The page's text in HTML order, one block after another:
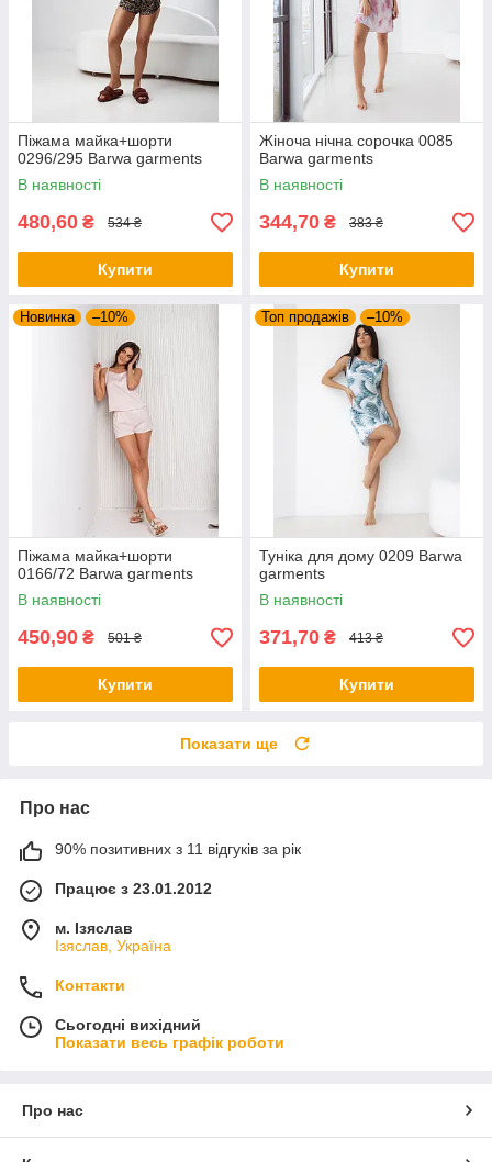
Піжама майка+шорти
0296/295 Barwa garments
В наявності
480,60 ₴ 534 ₴
Купити
Жіноча нічна сорочка 0085
Barwa garments
В наявності
344,70 ₴ 383 ₴
Купити
Новинка –10%
Піжама майка+шорти
0166/72 Barwa garments
В наявності
450,90 ₴ 501 ₴
Купити
Топ продажів –10%
Туніка для дому 0209 Barwa
garments
В наявності
371,70 ₴ 413 ₴
Купити
Показати ще
Про нас
90% позитивних з 11 відгуків за рік
Працює з 23.01.2012
м. Ізяслав
Ізяслав, Україна
Контакти
Сьогодні вихідний
Показати весь графік роботи
Про нас